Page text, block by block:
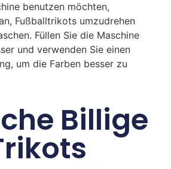
benutzen möchten,
Fußballtrikots umzudrehen
Füllen Sie die Maschine
und verwenden Sie einen
um die Farben besser zu
Billige